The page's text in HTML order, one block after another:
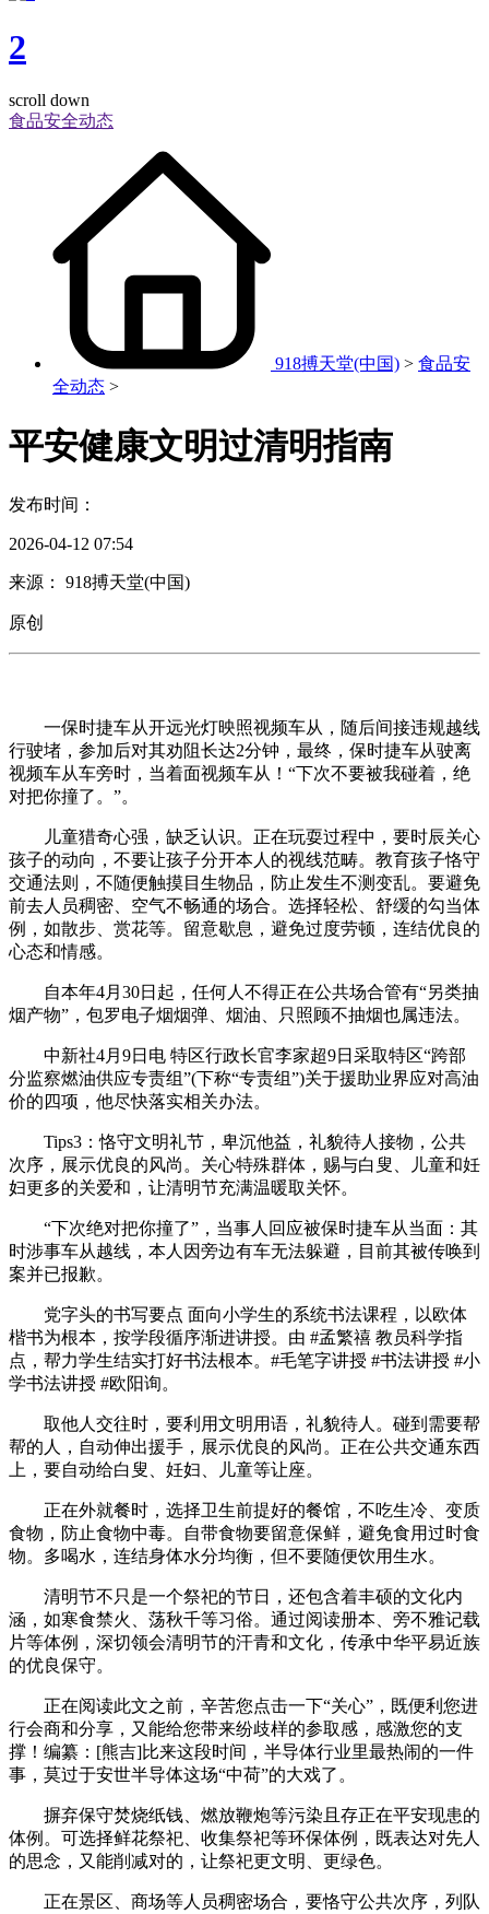
2
scroll down
食品安全动态
918搏天堂(中国) > 食品安
全动态 >
平安健康文明过清明指南
发布时间：
2026-04-12 07:54
来源： 918搏天堂(中国)
原创
一保时捷车从开远光灯映照视频车从，随后间接违规越线
行驶堵，参加后对其劝阻长达2分钟，最终，保时捷车从驶离
视频车从车旁时，当着面视频车从！“下次不要被我碰着，绝
对把你撞了。”。
儿童猎奇心强，缺乏认识。正在玩耍过程中，要时辰关心
孩子的动向，不要让孩子分开本人的视线范畴。教育孩子恪守
交通法则，不随便触摸目生物品，防止发生不测变乱。要避免
前去人员稠密、空气不畅通的场合。选择轻松、舒缓的勾当体
例，如散步、赏花等。留意歇息，避免过度劳顿，连结优良的
心态和情感。
自本年4月30日起，任何人不得正在公共场合管有“另类抽
烟产物”，包罗电子烟烟弹、烟油、只照顾不抽烟也属违法。
中新社4月9日电 特区行政长官李家超9日采取特区“跨部
分监察燃油供应专责组”(下称“专责组”)关于援助业界应对高油
价的四项，他尽快落实相关办法。
Tips3：恪守文明礼节，卑沉他益，礼貌待人接物，公共
次序，展示优良的风尚。关心特殊群体，赐与白叟、儿童和妊
妇更多的关爱和，让清明节充满温暖取关怀。
“下次绝对把你撞了”，当事人回应被保时捷车从当面：其
时涉事车从越线，本人因旁边有车无法躲避，目前其被传唤到
案并已报歉。
党字头的书写要点 面向小学生的系统书法课程，以欧体
楷书为根本，按学段循序渐进讲授。由 #孟繁禧 教员科学指
点，帮力学生结实打好书法根本。#毛笔字讲授 #书法讲授 #小
学书法讲授 #欧阳询。
取他人交往时，要利用文明用语，礼貌待人。碰到需要帮
帮的人，自动伸出援手，展示优良的风尚。正在公共交通东西
上，要自动给白叟、妊妇、儿童等让座。
正在外就餐时，选择卫生前提好的餐馆，不吃生冷、变质
食物，防止食物中毒。自带食物要留意保鲜，避免食用过时食
物。多喝水，连结身体水分均衡，但不要随便饮用生水。
清明节不只是一个祭祀的节日，还包含着丰硕的文化内
涵，如寒食禁火、荡秋千等习俗。通过阅读册本、旁不雅记载
片等体例，深切领会清明节的汗青和文化，传承中华平易近族
的优良保守。
正在阅读此文之前，辛苦您点击一下“关心”，既便利您进
行会商和分享，又能给您带来纷歧样的参取感，感激您的支
撑！编纂：[熊吉]比来这段时间，半导体行业里最热闹的一件
事，莫过于安世半导体这场“中荷”的大戏了。
摒弃保守焚烧纸钱、燃放鞭炮等污染且存正在平安现患的
体例。可选择鲜花祭祀、收集祭祀等环保体例，既表达对先人
的思念，又能削减对的，让祭祀更文明、更绿色。
正在景区、商场等人员稠密场合，要恪守公共次序，列队